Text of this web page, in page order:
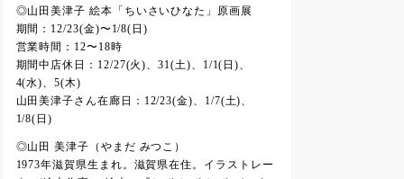
◎山田美津子 絵本「ちいさいひなた」原画展
期間：12/23(金)〜1/8(日)
営業時間：12〜18時
期間中店休日：12/27(火)、31(土)、1/1(日)、
4(水)、5(木)
山田美津子さん在廊日：12/23(金)、1/7(土)、
1/8(日)
◎山田 美津子（やまだ みつこ）
1973年滋賀県生まれ。滋賀県在住。イラストレー